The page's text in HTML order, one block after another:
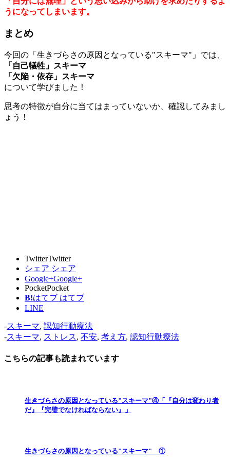
うになってしまいます。
まとめ
今回の「生きづらさの原因となっている"スキーマ"」では、
「自己犠牲」スキーマ
「欠陥・依存」スキーマ
について学びました！
思考の特徴が自分に当てはまっていないか、確認してみまし
ょう！
TwitterTwitter
シェア シェア
Google+Google+
PocketPocket
B!はてブ はてブ
LINE
-スキーマ, 認知行動療法
-スキーマ, ストレス, 不安, 考え方, 認知行動療法
こちらの記事も読まれています
生きづらさの原因となっている"スキーマ"④「『自分は変わり者
だ』『完璧でなければならない』」
生きづらさの原因となっている"スキーマ" ①